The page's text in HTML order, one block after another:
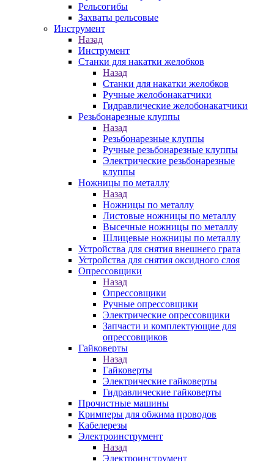
Рельсогибы
Захваты рельсовые
Инструмент
Назад
Инструмент
Станки для накатки желобков
Назад
Станки для накатки желобков
Ручные желобонакатчики
Гидравлические желобонакатчики
Резьбонарезные клуппы
Назад
Резьбонарезные клуппы
Ручные резьбонарезные клуппы
Электрические резьбонарезные
клуппы
Ножницы по металлу
Назад
Ножницы по металлу
Листовые ножницы по металлу
Высечные ножницы по металлу
Шлицевые ножницы по металлу
Устройства для снятия внешнего грата
Устройства для снятия оксидного слоя
Опрессовщики
Назад
Опрессовщики
Ручные опрессовщики
Электрические опрессовщики
Запчасти и комплектующие для
опрессовщиков
Гайковерты
Назад
Гайковерты
Электрические гайковерты
Гидравлические гайковерты
Прочистные машины
Кримперы для обжима проводов
Кабелерезы
Электроинструмент
Назад
Электроинструмент